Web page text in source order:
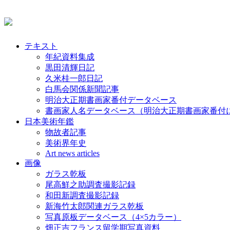
テキスト
年紀資料集成
黒田清輝日記
久米桂一郎日記
白馬会関係新聞記事
明治大正期書画家番付データベース
書画家人名データベース（明治大正期書画家番付
日本美術年鑑
物故者記事
美術界年史
Art news articles
画像
ガラス乾板
尾高鮮之助調査撮影記録
和田新調査撮影記録
新海竹太郎関連ガラス乾板
写真原板データベース（4×5カラー）
畑正吉フランス留学期写真資料